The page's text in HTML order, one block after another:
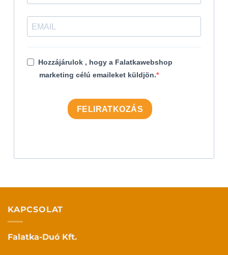
Hozzájárulok , hogy a Falatkawebshop
marketing célú emaileket küldjön.
FELIRATKOZÁS
KAPCSOLAT
Falatka-Duó Kft.